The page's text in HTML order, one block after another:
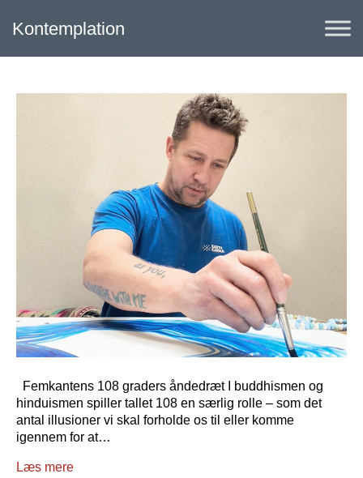
Kontemplation
Femkantens 108 graders åndedræt I buddhismen og
hinduismen spiller tallet 108 en særlig rolle – som det
antal illusioner vi skal forholde os til eller komme
igennem for at…
Læs mere